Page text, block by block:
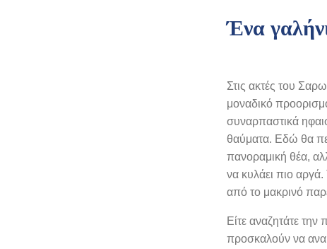
Ένα
Στις ακτές του
μοναδικό
συναρπαστικά
θαύματα. Εδώ θα
πανοραμική θέα,
να κυλάει πιο
από το μακρινό
Είτε αναζητάτε την
προσκαλούν να